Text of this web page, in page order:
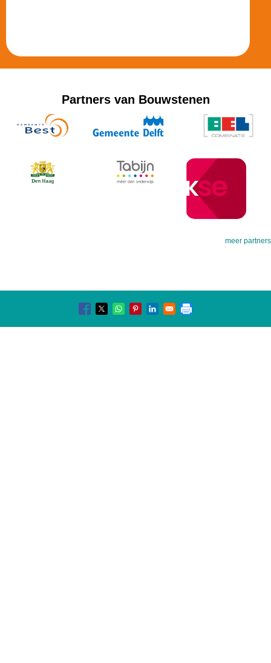
Partners van Bouwstenen
meer partners